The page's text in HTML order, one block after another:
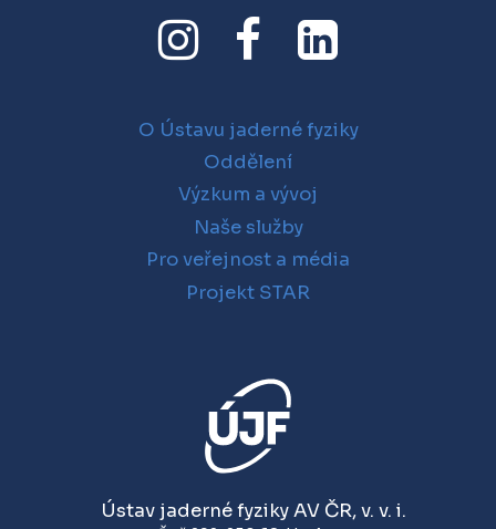
O Ústavu jaderné fyziky
Oddělení
Výzkum a vývoj
Naše služby
Pro veřejnost a média
Projekt STAR
Ústav jaderné fyziky AV ČR, v. v. i.